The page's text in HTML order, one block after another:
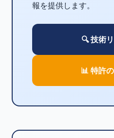
報を提供します。
🔍 技術
📊 特許